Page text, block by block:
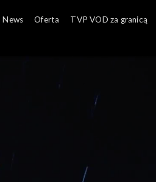
News Oferta TVP VOD za granicą